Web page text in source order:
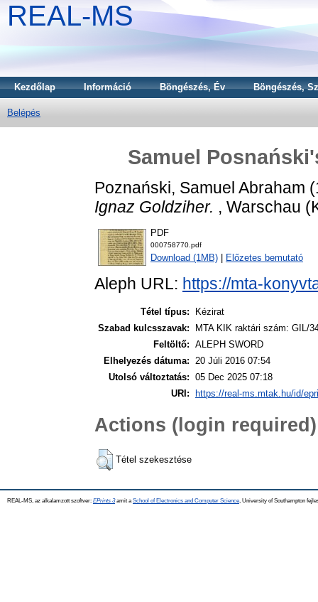
REAL-MS
Kezdőlap Információ Böngészés, Év Böngészés,
Belépés
Samuel
Poznański, Samuel Abraham
Ignaz Goldziher. , Warschau
PDF
000758770.pdf
Download (1MB) Előzetes bemutató
Aleph URL: https://mta-
Tétel típus:
Kézirat
Szabad kulcsszavak:
MTA KIK raktári szám: GIL/
Feltöltő: ALEPH SWORD
Elhelyezés dátuma: 20 Júli 2016 07:54
Utolsó változtatás: 05 Dec 2025 07:18
URI:
https://real-ms.mtak.hu/id/
Actions (login required)
Tétel szekesztése
REAL-MS, az alkalamzott szoftver: EPrints 3amit a School of Electronics and Computer Science , University of Southampton